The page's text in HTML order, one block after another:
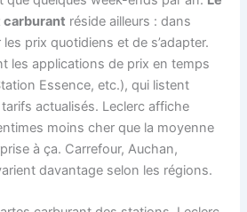
carburant réside ailleurs : dans
les prix quotidiens et de s’adapter.
les applications de prix en temps
Essence, etc.), qui listent
actualisés. Leclerc affiche
moins cher que la moyenne
à ça. Carrefour, Auchan,
davantage selon les régions.